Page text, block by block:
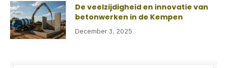
De veelzijdigheid en innovatie van
betonwerken in de Kempen
December 3, 2025